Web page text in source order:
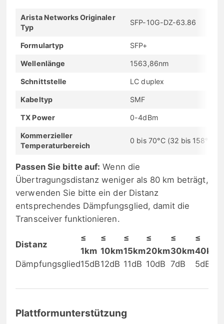
Arista Networks Originaler
Typ
SFP-10G-DZ-63.86
Formulartyp SFP+
Wellenlänge 1563,86nm
Schnittstelle LC duplex
Kabeltyp SMF
TX Power 0-4dBm
Kommerzieller
Temperaturbereich
0 bis 70°C (32 bis 158°F)
Passen Sie bitte auf: Wenn die
Übertragungsdistanz weniger als 80 km beträgt,
verwenden Sie bitte ein der Distanz
entsprechendes Dämpfungsglied, damit die
Transceiver funktionieren.
Distanz
≤
1km
≤
10km
≤
15km
≤
20km
≤
30km
≤
40km
Dämpfungsglied15dB12dB 11dB 10dB 7dB 5dB
Plattformunterstützung